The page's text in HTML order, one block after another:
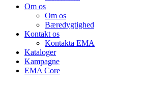
Om os
Om os
Bæredygtighed
Kontakt os
Kontakta EMA
Kataloger
Kampagne
EMA Core